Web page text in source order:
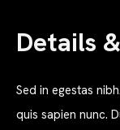
Details
Sed in egestas
quis sapien nunc.